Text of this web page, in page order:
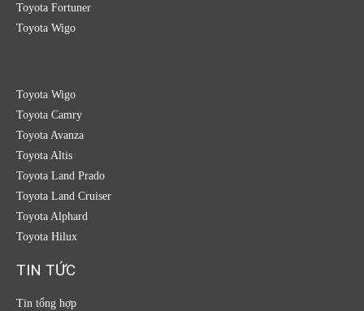
Toyota Fortuner
Toyota Wigo
Toyota Wigo
Toyota Camry
Toyota Avanza
Toyota Altis
Toyota Land Prado
Toyota Land Cruiser
Toyota Alphard
Toyota Hilux
TIN TỨC
Tin tổng hợp